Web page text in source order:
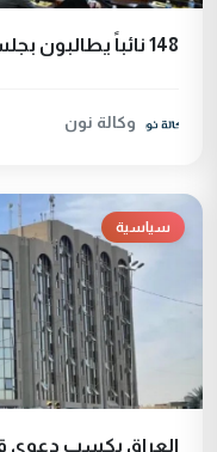
148 نائباً يطالبون بجلسة طارئة لمواجهة العجز المالي
وكالة نون
سياسية
العراق يكسب دعوى